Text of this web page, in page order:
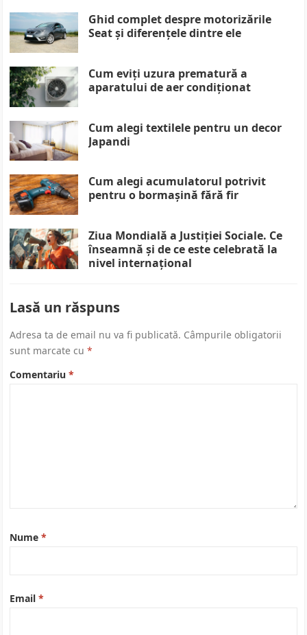
Ghid complet despre motorizările
Seat și diferențele dintre ele
Cum eviți uzura prematură a
aparatului de aer condiționat
Cum alegi textilele pentru un decor
Japandi
Cum alegi acumulatorul potrivit
pentru o bormașină fără fir
Ziua Mondială a Justiției Sociale. Ce
înseamnă și de ce este celebrată la
nivel internațional
Lasă un răspuns
Adresa ta de email nu va fi publicată. Câmpurile obligatorii
sunt marcate cu*
Comentariu*
Nume*
Email*